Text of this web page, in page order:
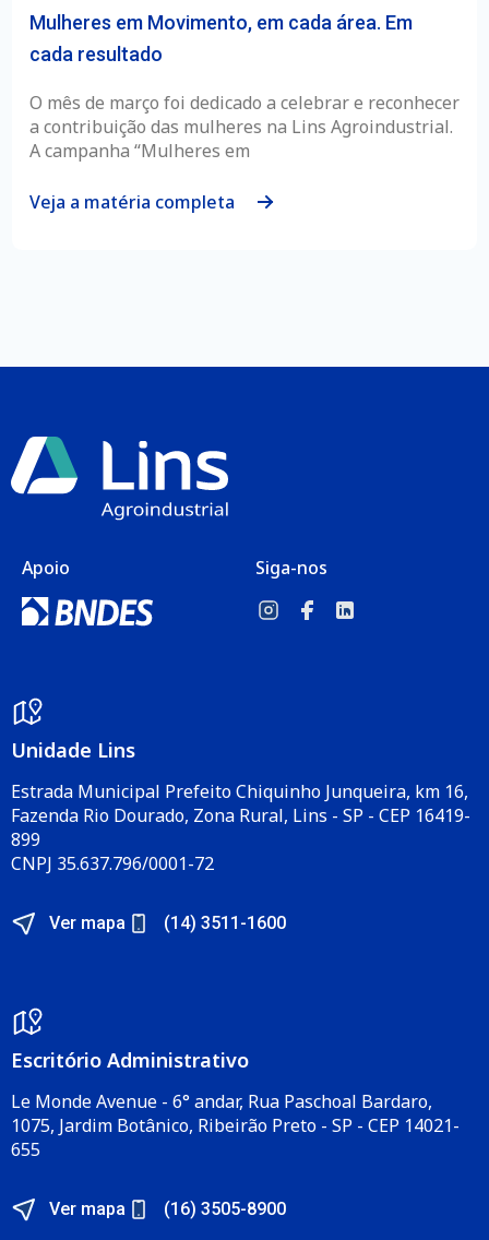
Mulheres em Movimento, em cada área. Em
cada resultado
O mês de março foi dedicado a celebrar e reconhecer
a contribuição das mulheres na Lins Agroindustrial.
A campanha “Mulheres em
Veja a matéria completa
Apoio Siga-nos
Unidade Lins
Estrada Municipal Prefeito Chiquinho Junqueira, km 16,
Fazenda Rio Dourado, Zona Rural, Lins - SP - CEP 16419-
899
CNPJ 35.637.796/0001-72
Ver mapa (14) 3511-1600
Escritório Administrativo​
Le Monde Avenue - 6° andar, Rua Paschoal Bardaro,
1075, Jardim Botânico, Ribeirão Preto - SP - CEP 14021-
655​
Ver mapa (16) 3505-8900